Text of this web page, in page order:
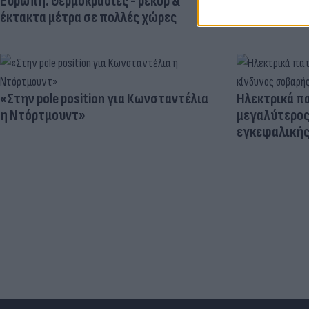
έκτακτα μέτρα σε πολλές χώρες
«Στην pole position για Κωνσταντέλια
η Ντόρτμουντ»
Ηλεκτρικά